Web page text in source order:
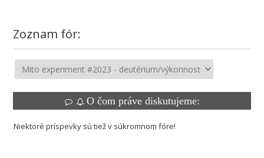
Zoznam fór:
O čom práve diskutujeme:
Niektoré príspevky sú tiež v súkromnom fóre!